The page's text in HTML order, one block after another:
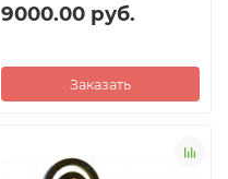
9000.00 руб.
Заказать